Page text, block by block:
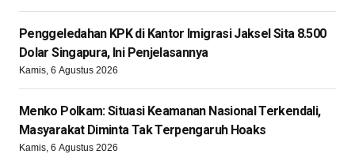
Penggeledahan KPK di Kantor Imigrasi Jaksel Sita 8.500
Dolar Singapura, Ini Penjelasannya
Kamis, 6 Agustus 2026
Menko Polkam: Situasi Keamanan Nasional Terkendali,
Masyarakat Diminta Tak Terpengaruh Hoaks
Kamis, 6 Agustus 2026